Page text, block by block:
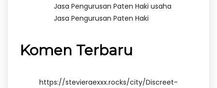
Jasa Pengurusan Paten Haki usaha
Jasa Pengurusan Paten Haki
Komen Terbaru
https://stevieraexxx.rocks/city/Discreet-